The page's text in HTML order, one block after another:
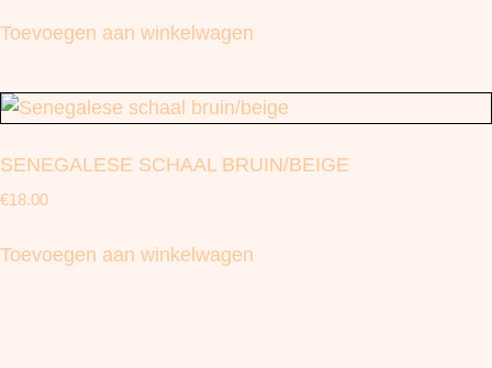
Toevoegen aan winkelwagen
SENEGALESE SCHAAL BRUIN/BEIGE
€18.00
Toevoegen aan winkelwagen